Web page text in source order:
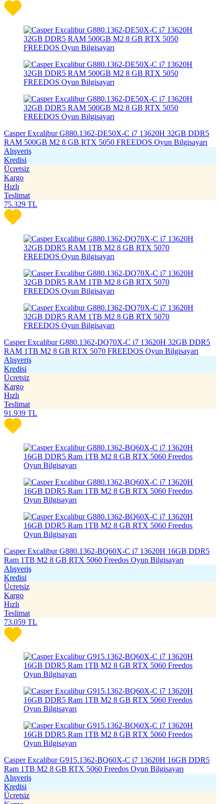
Casper Excalibur G880.1362-DE50X-C i7 13620H 32GB DDR5
RAM 500GB M2 8 GB RTX 5050 FREEDOS Oyun Bilgisayarı
Alışveriş
Kredisi
Ücretsiz
Kargo
Hızlı
Teslimat
75.329 TL
Casper Excalibur G880.1362-DQ70X-C i7 13620H 32GB DDR5
RAM 1TB M2 8 GB RTX 5070 FREEDOS Oyun Bilgisayarı
Alışveriş
Kredisi
Ücretsiz
Kargo
Hızlı
Teslimat
91.939 TL
Casper Excalibur G880.1362-BQ60X-C i7 13620H 16GB DDR5
Ram 1TB M2 8 GB RTX 5060 Freedos Oyun Bilgisayarı
Alışveriş
Kredisi
Ücretsiz
Kargo
Hızlı
Teslimat
73.059 TL
Casper Excalibur G915.1362-BQ60X-C i7 13620H 16GB DDR5
Ram 1TB M2 8 GB RTX 5060 Freedos Oyun Bilgisayarı
Alışveriş
Kredisi
Ücretsiz